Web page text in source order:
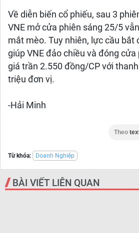
Về diễn biến cổ phiếu, sau 3
VNE mở cửa phiên sáng 25/5
mắt mèo. Tuy nhiên, lực cầu bắt
giúp VNE đảo chiều và đóng
giá trần 2.550 đồng/CP với
triệu đơn vị.
-Hải Minh
Theo
Từ khóa: Doanh Nghiệp
BÀI VIẾT LIÊN QUAN